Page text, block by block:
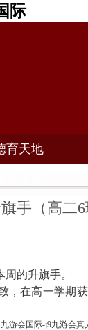
际
育天地
九游会国际-j9九游会真
手（高二6
的升旗手。
，在高一学期